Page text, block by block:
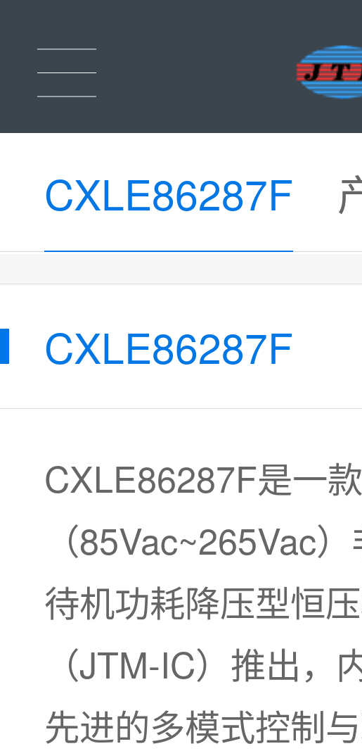
CXLE86287F
CXLE86287F
CXLE86287F是一
（85Vac~265Vac
待机功耗降压型恒
（JTM-IC）推出
先进的多模式控制